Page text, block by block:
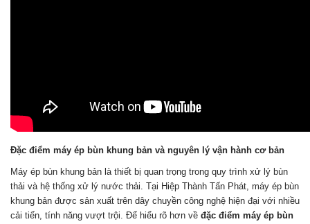
Đặc điểm máy ép bùn khung bản và nguyên lý vận hành cơ bản
Máy ép bùn khung bản là thiết bị quan trọng trong quy trình xử lý bùn
thải và hệ thống xử lý nước thải. Tại Hiệp Thành Tấn Phát, máy ép bùn
khung bản được sản xuất trên dây chuyền công nghệ hiện đại với nhiều
cải tiến, tính năng vượt trội. Để hiểu rõ hơn về đặc điểm máy ép bùn